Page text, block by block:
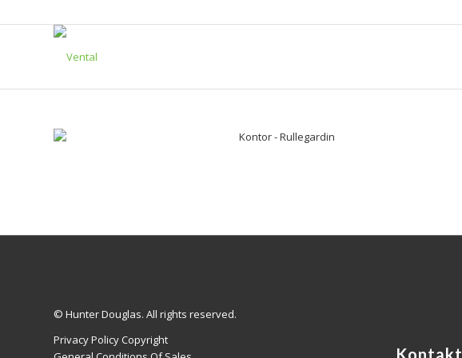
© Hunter Douglas. All rights reserved.
Privacy Policy Copyright
Kontakt